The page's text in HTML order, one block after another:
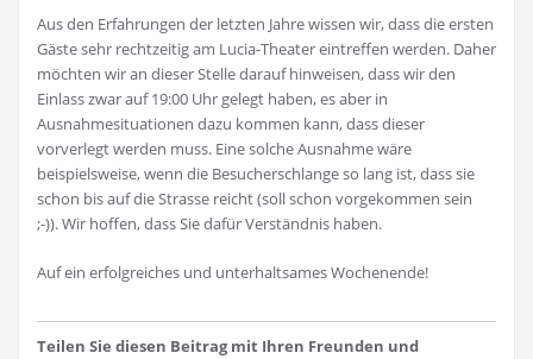
Aus den Erfahrungen der letzten Jahre wissen wir, dass die ersten
Gäste sehr rechtzeitig am Lucia-Theater eintreffen werden. Daher
möchten wir an dieser Stelle darauf hinweisen, dass wir den
Einlass zwar auf 19:00 Uhr gelegt haben, es aber in
Ausnahmesituationen dazu kommen kann, dass dieser
vorverlegt werden muss. Eine solche Ausnahme wäre
beispielsweise, wenn die Besucherschlange so lang ist, dass sie
schon bis auf die Strasse reicht (soll schon vorgekommen sein
;-)). Wir hoffen, dass Sie dafür Verständnis haben.
Auf ein erfolgreiches und unterhaltsames Wochenende!
Teilen Sie diesen Beitrag mit Ihren Freunden und